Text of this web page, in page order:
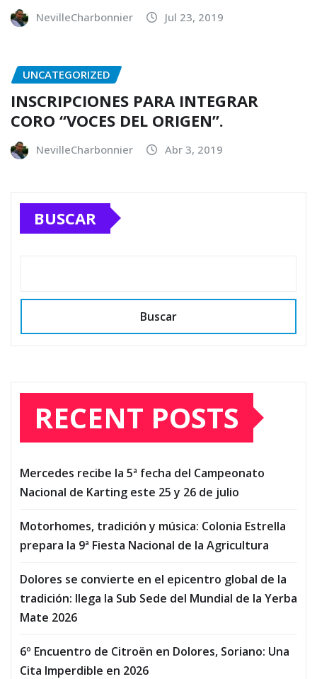
NevilleCharbonnier Jul 23, 2019
UNCATEGORIZED
INSCRIPCIONES PARA INTEGRAR
CORO “VOCES DEL ORIGEN”.
NevilleCharbonnier Abr 3, 2019
BUSCAR
Buscar
RECENT POSTS
Mercedes recibe la 5ª fecha del Campeonato
Nacional de Karting este 25 y 26 de julio
Motorhomes, tradición y música: Colonia Estrella
prepara la 9ª Fiesta Nacional de la Agricultura
Dolores se convierte en el epicentro global de la
tradición: llega la Sub Sede del Mundial de la Yerba
Mate 2026
6º Encuentro de Citroën en Dolores, Soriano: Una
Cita Imperdible en 2026